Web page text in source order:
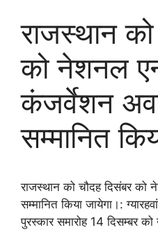
राजस्थान
को नेशनल
कंजर्वेशन
सम्मानित
राजस्थान को चौदह दिसंबर को
सम्मानित किया जायेगा।:
पुरस्कार समारोह 14 दिसम्बर